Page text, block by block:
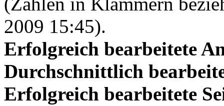
2009 15:45).
Erfolgreich bearbeitete
Durchschnittlich
Erfolgreich bearbeitete